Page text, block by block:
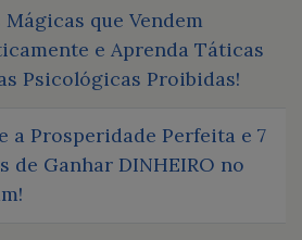
Mágicas que Vendem
e Aprenda Táticas
Psicológicas Proibidas!
a Prosperidade Perfeita e 7
de Ganhar DINHEIRO no